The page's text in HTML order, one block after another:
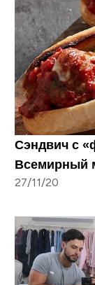
Сэндвич с
Всемирный
27/11/20